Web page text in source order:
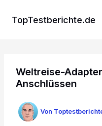
InhaltTopTestberichte.de
Weltreise-
Anschlüssen
Von